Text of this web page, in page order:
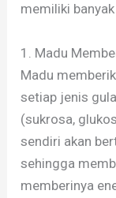
memiliki
1. Madu
Madu
setiap jenis
(sukrosa,
sendiri akan
sehingga
memberinya